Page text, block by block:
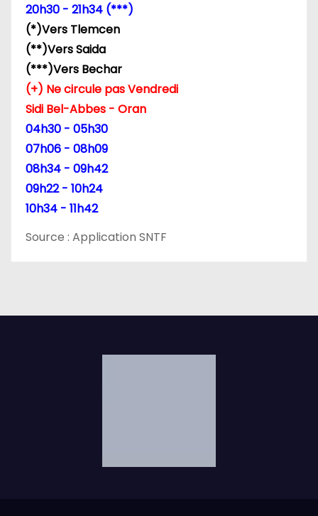
a
r
t
c
e
20h30 - 21h34 (***)
(*)Vers Tlemcen
(**)Vers Saida
(***)Vers Bechar
(+) Ne circule pas Vendredi
Sidi Bel-Abbes - Oran
04h30 - 05h30
07h06 - 08h09
08h34 - 09h42
09h22 - 10h24
10h34 - 11h42
Source : Application SNTF